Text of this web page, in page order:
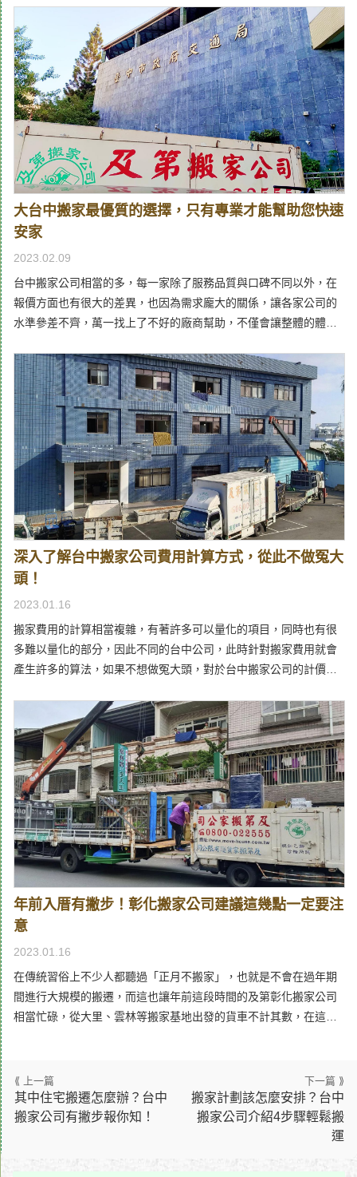
大台中搬家最優質的選擇，只有專業才能幫助您快速
安家
2023.02.09
台中搬家公司相當的多，每一家除了服務品質與口碑不同以外，在
報價方面也有很大的差異，也因為需求龐大的關係，讓各家公司的
水準參差不齊，萬一找上了不好的廠商幫助，不僅會讓整體的體驗
失。如果您也有相關的需求，及第針對全台各區域，不管是大台
中、南投、台北、高雄等地，都有著專業且實在的服務，並且在價
格與服務上，都是眾多搬家公司推薦中的優質首選，不管是小型的
單人搬運，或者大型的單位轉移，除了針對性的專業服務之外，報
價方式也相當公道，絕對是您能信賴的優質單位。到府估算最透明
的搬家價格，給台中鄉親最公道的價格市場上許多有形商品都會有
一定的標價，雖然也會有高低的波動差異，但一般來說不會差異過
大，但是以搬運服務為主的無形商品，不同台中搬家公司，給出的
服務價格卻可能有很大的差異。另外，更可能會有不肖的業者，在
搬運前提供一個價格，當到了現場扣押貨品坐地起價，讓消費者得
到奇差無比的體驗。因此為了最大限度地消除疑慮，及第針對搬家
費用部分，不管您在大台中地區的任何地方，只要一通電話，就會
到府實地估價，在了解貨物量、運送距離、特殊服務等多種層面的
了解後，就會與您簽約訂定價格，不僅能夠保障最為公道的價格，
更保證簽約後不會隨意加價，藉此維護顧客的權益。不同需求服務
超齊全，台中搬家真的超方便搬到新的地方生活，每一個人的條件
間公司的搬運，需要的規模和貨車大小都會有所不同，如果一間搬
家公司，不能針對不同區域、規模甚至於房子的類型，提供不一樣
的服務內容，就是一個不合格的表現。為此及第台中搬家能夠提供
多樣化的方案，如果是個人或單身人士，我們可以提供小型的貨
車，或者可以考慮回頭車、自助搬家的方式。而針對大型的搬運，
也有15噸的卡車可以協助，針對透天厝更可以使用吊車加吊籃的方
式，讓您的搬運在安全性與效率上得到雙重的保障。
深入了解台中搬家公司費用計算方式，從此不做冤大
頭！
2023.01.16
搬家費用的計算相當複雜，有著許多可以量化的項目，同時也有很
多難以量化的部分，因此不同的台中公司，此時針對搬家費用就會
產生許多的算法，如果不想做冤大頭，對於台中搬家公司的計價方
價計算，及第作為台中好口碑的搬家公司，將在此介紹幾個影響搬
運服務價格的要素，藉此避免受到欺騙。貨物數量多寡決定搬家費
用，台中鄉親應正確斷捨離首先第一個影響搬家費用的要素，一定
和貨物量有所相關，如果要搬到台中的貨物量高的話，就需要更多
的車輛和人力，自然在報價上就會更高，因此搬家公司推薦在正式
搬運前，最好下定決心好好斷捨離，將不需要的物品提前丟棄，無
論是搬到彰化或是台中，都能用更低的價格搬家，開心地展開新生
活。與台中距離遠近，決定搬家費用高低而另一個決定價格的，還
有距離的遠近，例如某個台中市民要搬家，如果只是要換區搬家，
沒有離開台中的話，搬家費用就會相對低，但是如果要跨縣市搬家
到彰化、南投甚至台北、高雄、花蓮等較遠地區，價格就會提高更
多，如果您有長距離搬運的需求，及第搬家公司推薦，可以考慮一
次性定價的精緻搬家，藉此獲得更清楚的報價。大樓樓層、電梯、
貨車區影響台中搬家的費用除了貨物量和距離以外，搬運的難度也
會影響到台中搬家公司的報價，例如有沒有電梯、樓層甚至好不好
停車，都會成為參考的點，不好搬運的地點就會需要更多人力和時
大型件、特殊件增加搬家費用，與台中搬家先行溝通很重要而在各
種貨物中，如果有一些大型件或者特殊件，例如實木家具、鋼琴、
珍貴的藝術品等，最好都提前和台中搬家公司溝通，藉此將價格談
僅搬家公司可以先做準備，搬家費用也會更公道，避免貨品到了台
年前入厝有撇步！彰化搬家公司建議這幾點一定要注
意
2023.01.16
在傳統習俗上不少人都聽過「正月不搬家」，也就是不會在過年期
間進行大規模的搬遷，而這也讓年前這段時間的及第彰化搬家公司
相當忙碌，從大里、雲林等搬家基地出發的貨車不計其數，在這段
好，很容易就會拖到過年，如果想要在年前順利搬遷完成，及第彰
化搬家公司建議，以下這幾點配套一定要做好！快狠準與搬運公司
下決定，彰化搬家的好日子不等人在過年前想要好好搬家，同時又
要符合好的入厝日的話，快狠準絕對是非常重要的，搬家公司在年
其中住宅搬遷怎麼辦？台中
搬家公司有撇步報你知！
搬家計劃該怎麼安排？台中
搬家公司介紹4步驟輕鬆搬
運